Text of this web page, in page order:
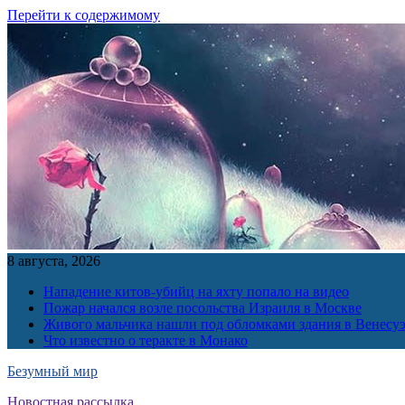
Перейти к содержимому
8 августа, 2026
Нападение китов-убийц на яхту попало на видео
Пожар начался возле посольства Израиля в Москве
Живого мальчика нашли под обломками здания в
Что известно о теракте в Монако
Безумный мир
Новостная рассылка